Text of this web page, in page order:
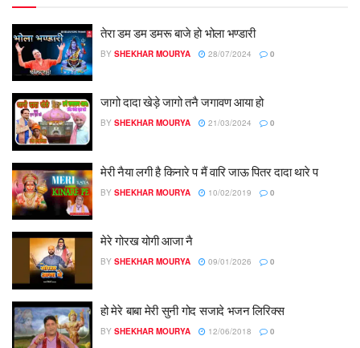
तेरा डम डम डमरू बाजे हो भोला भण्डारी
BY SHEKHAR MOURYA 28/07/2024 0
जागो दादा खेड़े जागो तनै जगावण आया हो
BY SHEKHAR MOURYA 21/03/2024 0
मेरी नैया लगी है किनारे प मैं वारि जाऊ पितर दादा थारे प
BY SHEKHAR MOURYA 10/02/2019 0
मेरे गोरख योगी आजा नै
BY SHEKHAR MOURYA 09/01/2026 0
हो मेरे बाबा मेरी सुनी गोद सजादे भजन लिरिक्स
BY SHEKHAR MOURYA 12/06/2018 0